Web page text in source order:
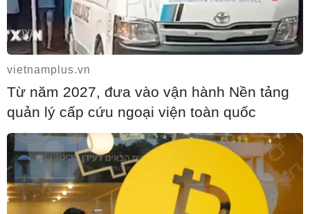
Tái phát bệnh cúm H5N1, Trà Vinh tiêu
hủy hơn 1.000 con gia cầm
04/08/2020 09:25
vietnamplus.vn
Từ năm 2027, đưa vào vận hành Nền tảng
quản lý cấp cứu ngoại viện toàn quốc